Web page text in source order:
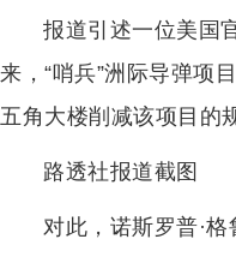
报道引述一位美国
来，“哨兵”洲际导弹项
五角大楼削减该项目的
路透社报道截图
对此，诺斯罗普·